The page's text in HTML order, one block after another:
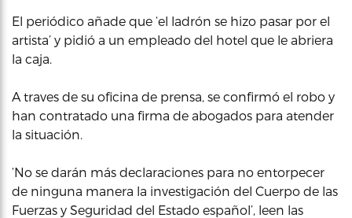
El periódico añade que ‘el ladrón se hizo pasar por el
artista’ y pidió a un empleado del hotel que le abriera
la caja.
A traves de su oficina de prensa, se confirmó el robo y
han contratado una firma de abogados para atender
la situación.
‘No se darán más declaraciones para no entorpecer
de ninguna manera la investigación del Cuerpo de las
Fuerzas y Seguridad del Estado español’, leen las